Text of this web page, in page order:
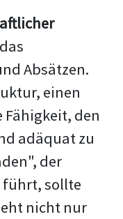
Absätzen.
einen
den
adäquat zu
der
führt, sollte
nicht nur